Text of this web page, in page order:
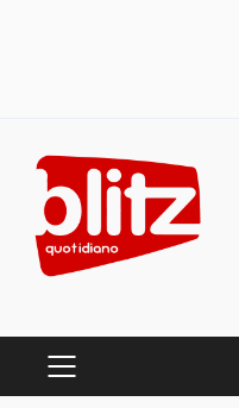
content
PRIMARY